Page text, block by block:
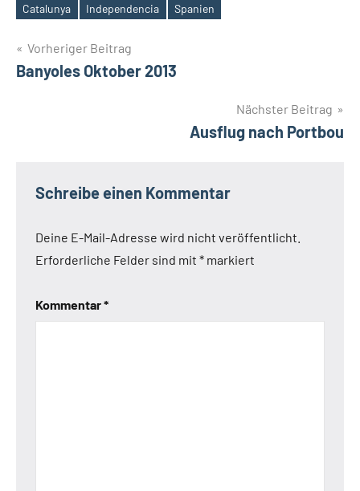
Schlagwörter
Catalunya Independencia Spanien
Beitragsnavigation
Vorheriger Beitrag
Banyoles Oktober 2013
Nächster Beitrag
Ausflug nach Portbou
Schreibe einen Kommentar
Deine E-Mail-Adresse wird nicht veröffentlicht.
Erforderliche Felder sind mit * markiert
Kommentar*